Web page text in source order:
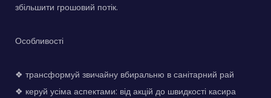
збільшити грошовий потік.
Особливості
❖ трансформуй звичайну вбиральню в санітарний рай
❖ керуй усіма аспектами: від акцій до швидкості касира